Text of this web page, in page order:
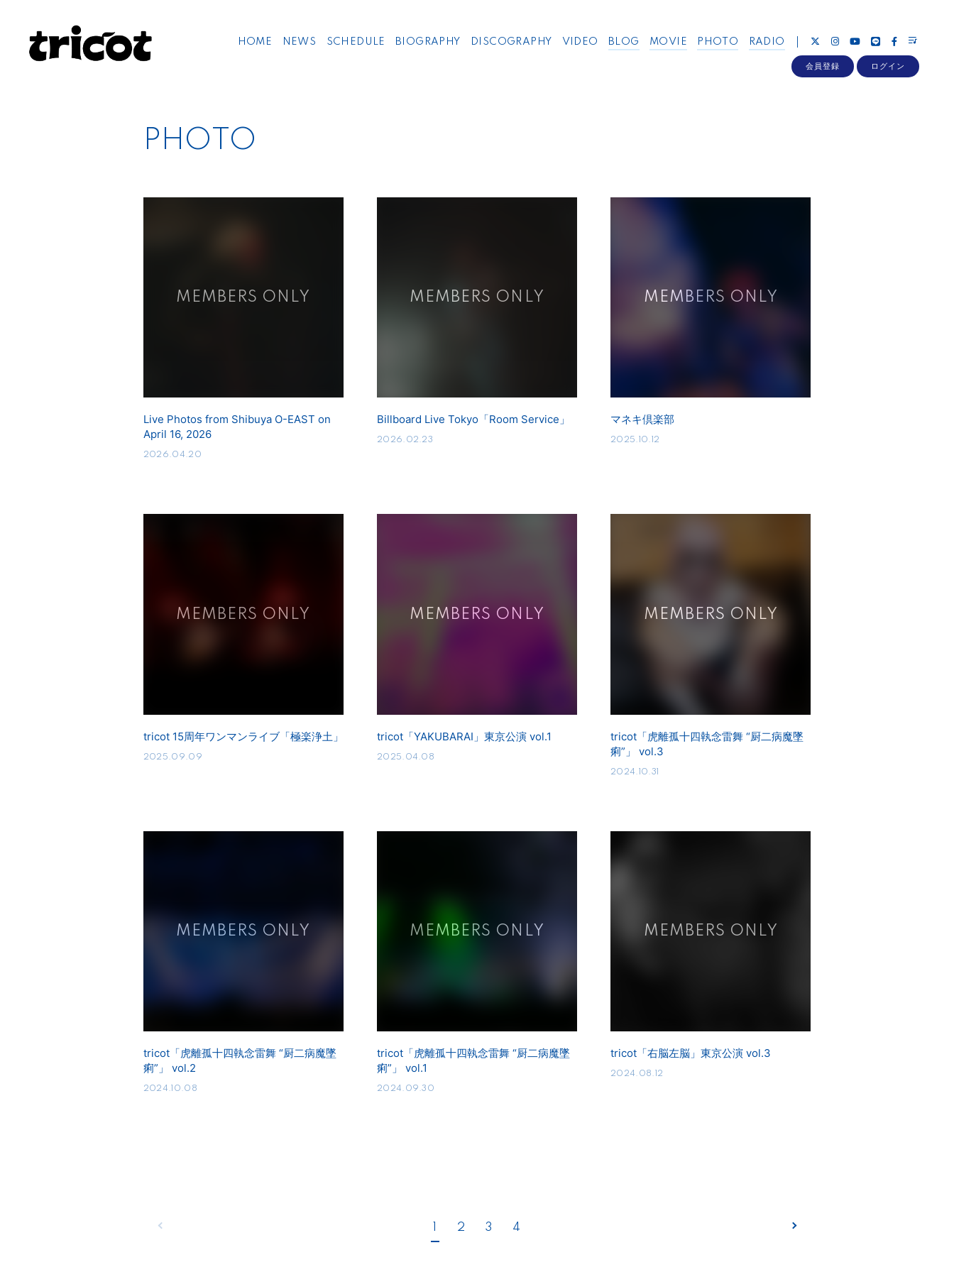
HOME NEWS SCHEDULE BIOGRAPHY DISCOGRAPHY VIDEO BLOG MOVIE PHOTO RADIO
会員登録 ログイン
PHOTO
Live Photos from Shibuya O-EAST on
April 16, 2026
2026.04.20
Billboard Live Tokyo「Room Service」
2026.02.23
マネキ倶楽部
2025.10.12
tricot 15周年ワンマンライブ「極楽浄土」
2025.09.09
tricot「YAKUBARAI」東京公演 vol.1
2025.04.08
tricot「虎離孤十四執念雷舞 “厨二病魔墜
痢”」 vol.3
2024.10.31
tricot「虎離孤十四執念雷舞 “厨二病魔墜
痢”」 vol.2
2024.10.08
tricot「虎離孤十四執念雷舞 “厨二病魔墜
痢”」 vol.1
2024.09.30
tricot「右脳左脳」東京公演 vol.3
2024.08.12
2 3 4